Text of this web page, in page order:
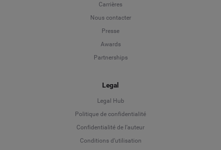
Carrières
Nous contacter
Presse
Awards
Partnerships
Legal
Legal Hub
Politique de confidentialité
Confidentialité de l’auteur
Conditions d’utilisation